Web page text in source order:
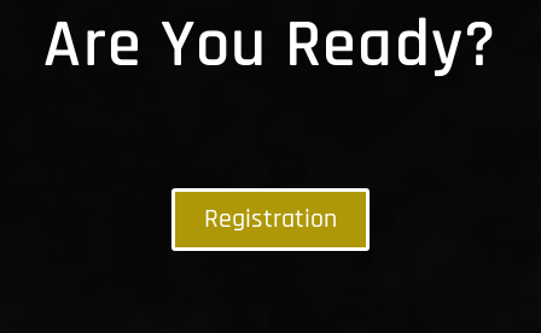
Are You Ready?
Registration